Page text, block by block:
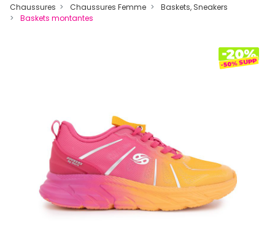
Chaussures Chaussures Femme
Baskets, Sneakers
Baskets montantes